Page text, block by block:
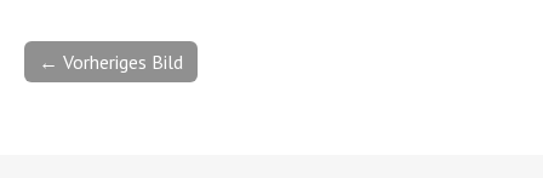
← Vorheriges Bild